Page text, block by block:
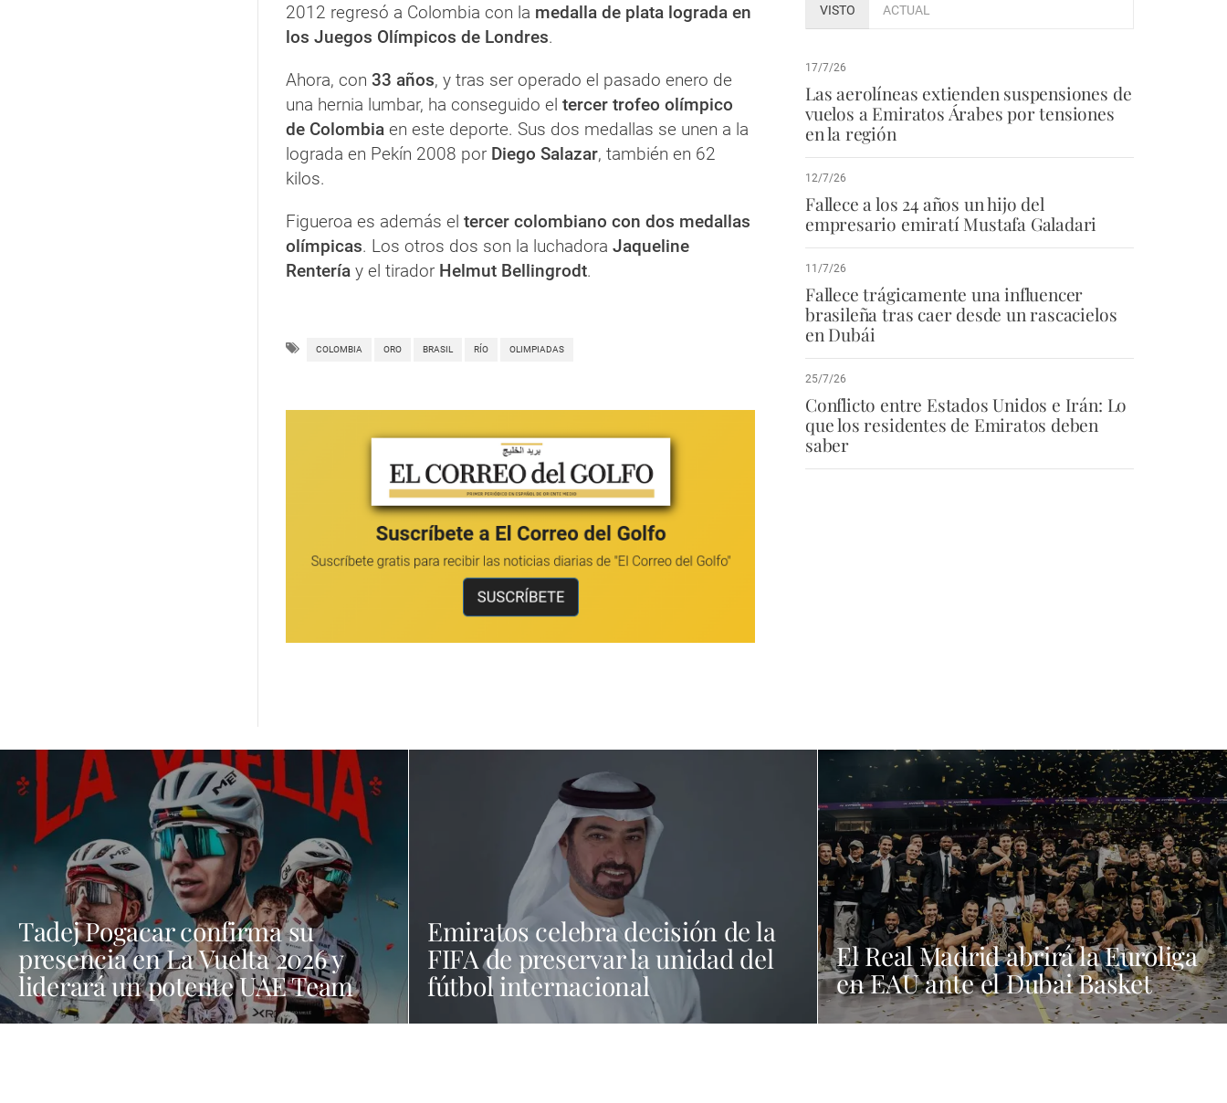
2012 regresó a Colombia con la medalla de plata lograda en
los Juegos Olímpicos de Londres.
Ahora, con 33 años, y tras ser operado el pasado enero de
una hernia lumbar, ha conseguido el tercer trofeo olímpico
de Colombia en este deporte. Sus dos medallas se unen a la
lograda en Pekín 2008 por Diego Salazar, también en 62
kilos.
Figueroa es además el tercer colombiano con dos medallas
olímpicas. Los otros dos son la luchadora Jaqueline
Rentería y el tirador Helmut Bellingrodt.
COLOMBIA ORO BRASIL RÍO OLIMPIADAS
VISTO ACTUAL
17/7/26
Las aerolíneas extienden suspensiones de
vuelos a Emiratos Árabes por tensiones
en la región
12/7/26
Fallece a los 24 años un hijo del
empresario emiratí Mustafa Galadari
11/7/26
Fallece trágicamente una influencer
brasileña tras caer desde un rascacielos
en Dubái
25/7/26
Conflicto entre Estados Unidos e Irán: Lo
que los residentes de Emiratos deben
saber
Tadej Pogacar confirma su
presencia en La Vuelta 2026 y
liderará un potente UAE Team
Emiratos celebra decisión de la
FIFA de preservar la unidad del
fútbol internacional
El Real Madrid abrirá la Euroliga
en EAU ante el Dubai Basket